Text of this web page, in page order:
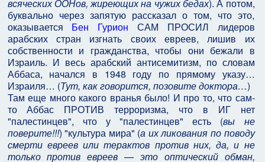
всяческих ООНов, жиреющих на чужих бедах). А потом,
буквально через запятую рассказал о том, что это,
оказывается Бен Гурион САМ ПРОСИЛ лидеров
арабских стран изгнать своих евреев, лишив их
собственности и гражданства, чтобы они бежали в
Израиль. И весь арабский антисемитизм, по словам
Аббаса, начался в 1948 году по прямому указу…
Израиля… (Тут, как говорится, позовите доктора…)
Там еще много какого вранья было! И про то, что сам-
то Аббас ПРОТИВ терроризма, что в ИГ нет
"палестинцев", что у "палестинцев" есть (вы не
поверите!!!) "культура мира" (а их ликования по поводу
смерти евреев или терактов против них, да, и не
только против евреев — это оптический обман,